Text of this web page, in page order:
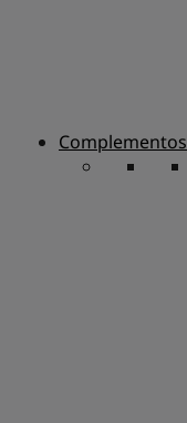
Complementos